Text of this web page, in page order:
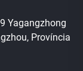
Yagangzhong
Província